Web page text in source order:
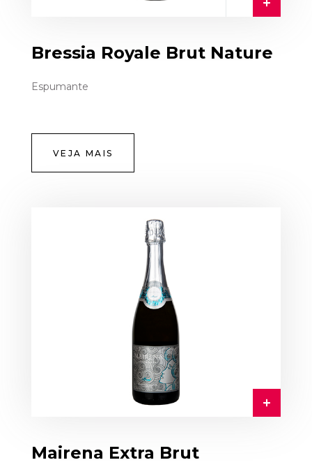
Bressia Royale Brut Nature
Espumante
VEJA MAIS
Mairena Extra Brut